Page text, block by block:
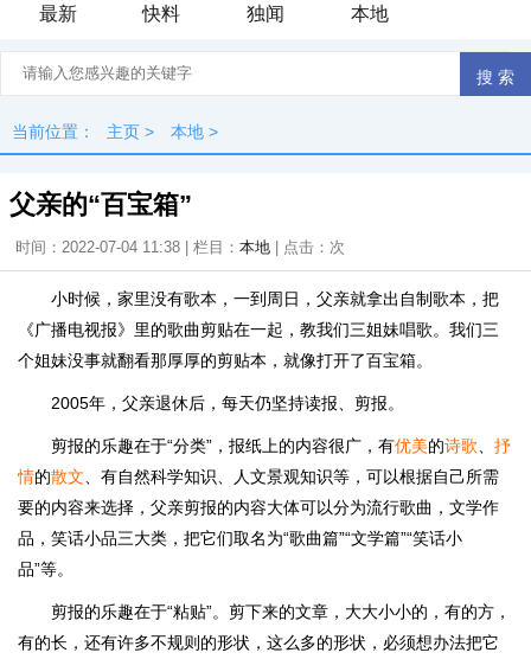
最新
快料 独闻 本地
当前位置： 主页 > 本地 >
父亲的“百宝箱”
时间：2022-07-04 11:38 | 栏目： 本地 | 点击： 次
小时候，家里没有歌本，一到周日，父亲就拿出自制歌本，把
《广播电视报》里的歌曲剪贴在一起，教我们三姐妹唱歌。我们三
个姐妹没事就翻看那厚厚的剪贴本，就像打开了百宝箱。
2005年，父亲退休后，每天仍坚持读报、剪报。
剪报的乐趣在于“分类”，报纸上的内容很广，有优美的诗歌
抒
情的散文 、有自然科学知识、人文景观知识等，可以根据自己所需
要的内容来选择，父亲剪报的内容大体可以分为流行歌曲，文学作
品，笑话小品三大类，把它们取名为“歌曲篇”“文学篇”“笑话小
品”等。
剪报的乐趣在于“粘贴”。剪下来的文章，大大小小的，有的方，
有的长，还有许多不规则的形状，这么多的形状，必须想办法把它